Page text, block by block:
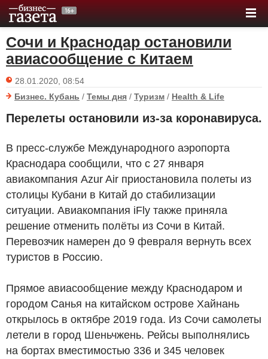
Сочи и Краснодар остановили
авиасообщение с Китаем
28.01.2020, 08:54
Бизнес. Кубань / Темы дня / Туризм / Health & Life
Перелеты остановили из-за коронавируса.
В пресс-службе Международного аэропорта
Краснодара сообщили, что с 27 января
авиакомпания Azur Air приостановила полеты из
столицы Кубани в Китай до стабилизации
ситуации. Авиакомпания iFly также приняла
решение отменить полёты из Сочи в Китай.
Перевозчик намерен до 9 февраля вернуть всех
туристов в Россию.
Прямое авиасообщение между Краснодаром и
городом Санья на китайском острове Хайнань
открылось в октябре 2019 года. Из Сочи самолеты
летели в город Шеньчжень. Рейсы выполнялись
на бортах вместимостью 336 и 345 человек